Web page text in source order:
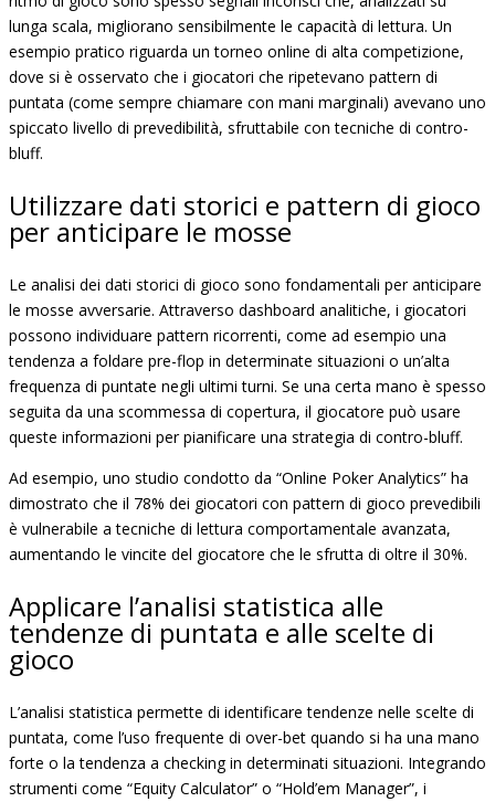
lunga scala, migliorano sensibilmente le capacità di lettura. Un
esempio pratico riguarda un torneo online di alta competizione,
dove si è osservato che i giocatori che ripetevano pattern di
puntata (come sempre chiamare con mani marginali) avevano uno
spiccato livello di prevedibilità, sfruttabile con tecniche di contro-
bluff.
Utilizzare dati storici e pattern di gioco
per anticipare le mosse
Le analisi dei dati storici di gioco sono fondamentali per anticipare
le mosse avversarie. Attraverso dashboard analitiche, i giocatori
possono individuare pattern ricorrenti, come ad esempio una
tendenza a foldare pre-flop in determinate situazioni o un’alta
frequenza di puntate negli ultimi turni. Se una certa mano è spesso
seguita da una scommessa di copertura, il giocatore può usare
queste informazioni per pianificare una strategia di contro-bluff.
Ad esempio, uno studio condotto da “Online Poker Analytics” ha
dimostrato che il 78% dei giocatori con pattern di gioco prevedibili
è vulnerabile a tecniche di lettura comportamentale avanzata,
aumentando le vincite del giocatore che le sfrutta di oltre il 30%.
Applicare l’analisi statistica alle
tendenze di puntata e alle scelte di
gioco
L’analisi statistica permette di identificare tendenze nelle scelte di
puntata, come l’uso frequente di over-bet quando si ha una mano
forte o la tendenza a checking in determinati situazioni. Integrando
strumenti come “Equity Calculator” o “Hold’em Manager”, i